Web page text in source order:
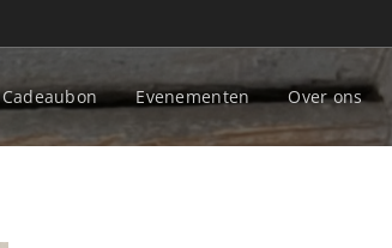
Cadeaubon Evenementen Over ons